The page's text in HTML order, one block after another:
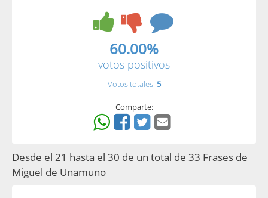
60.00%
votos positivos
Votos totales: 5
Comparte:
Desde el 21 hasta el 30 de un total de 33 Frases de
Miguel de Unamuno